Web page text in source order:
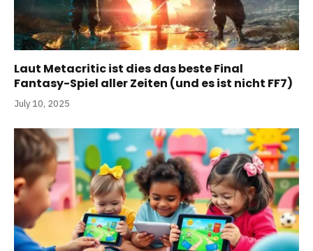
Laut Metacritic ist dies das beste Final
Fantasy-Spiel aller Zeiten (und es ist nicht FF7)
July 10, 2025